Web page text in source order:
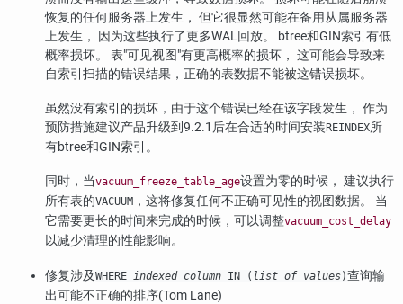
恢复的任何服务器上发生， 但它很显然可能在备用从属服务器
上发生， 因为这些执行了更多WAL回放。 btree和GIN索引有低
概率损坏。 表"可见视图"有更高概率的损坏， 这可能会导致来
自索引扫描的错误结果，正确的表数据不能被这错误损坏。
虽然没有索引的损坏，由于这个错误已经在该字段发生， 作为
预防措施建议产品升级到9.2.1后在合适的时间安装 REINDEX所
有btree和GIN索引。
同时，当vacuum_freeze_table_age设置为零的时候， 建议执行
所有表的VACUUM ，这将修复任何不正确可见性的视图数据。 当
它需要更长的时间来完成的时候，可以调整vacuum_cost_delay
以减少清理的性能影响。
修复涉及WHERE indexed_column IN ( list_of_values)查询输
出可能不正确的排序(Tom Lane)